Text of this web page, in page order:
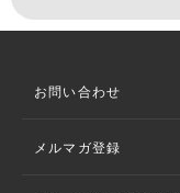
お問い合わせ
メルマガ登録